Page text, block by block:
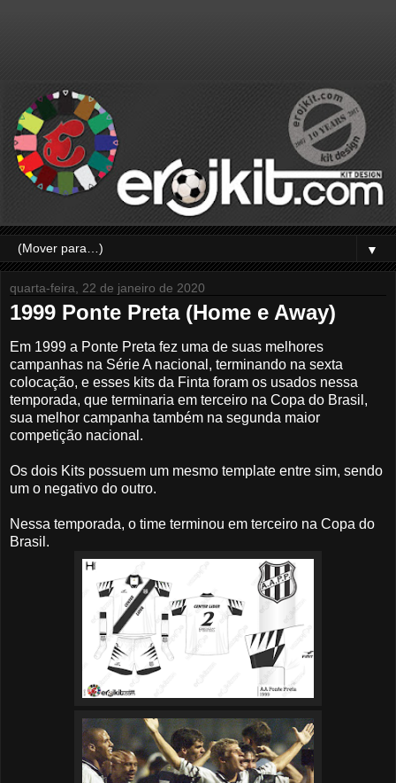
▼
quarta-feira, 22 de janeiro de 2020
1999 Ponte Preta (Home e Away)
Em 1999 a Ponte Preta fez uma de suas melhores
campanhas na Série A nacional, terminando na sexta
colocação, e esses kits da Finta foram os usados nessa
temporada, que terminaria em terceiro na Copa do Brasil,
sua melhor campanha também na segunda maior
competição nacional.
Os dois Kits possuem um mesmo template entre sim, sendo
um o negativo do outro.
Nessa temporada, o time terminou em terceiro na Copa do
Brasil.